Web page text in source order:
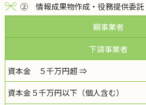
② 情報成果物作成・役務提供委託
親事業者
下請事業者
資本金 ５千万円超 ⇒
資本金５千万円以下（個人含む）